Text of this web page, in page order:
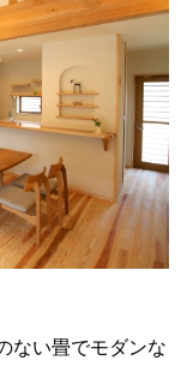
ない畳でモダンな